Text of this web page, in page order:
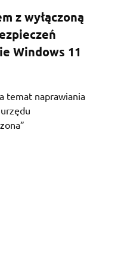
z wyłączoną
Windows 11
temat naprawiania